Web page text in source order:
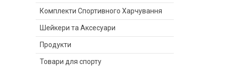
Комплекти Спортивного Харчування
Шейкери та Аксесуари
Продукти
Товари для спорту